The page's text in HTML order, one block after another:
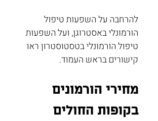
להרחבה על השפעות טיפול
הורמונלי באסטרוגן, ועל השפעות
טיפול הורמונלי בטסטוסטרון ראו
קישורים בראש העמוד.
מחירי הורמונים
בקופות החולים